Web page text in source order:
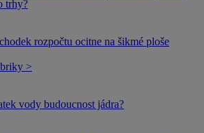
trhy?
rozpočtu ocitne na šikmé ploše
>
vody budoucnost jádra?